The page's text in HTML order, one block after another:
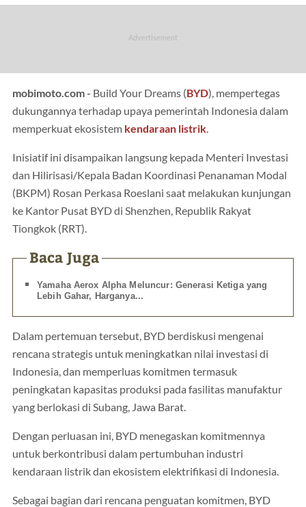
mobimoto.com - Build Your Dreams (BYD), mempertegas
dukungannya terhadap upaya pemerintah Indonesia dalam
memperkuat ekosistem kendaraan listrik.
Inisiatif ini disampaikan langsung kepada Menteri Investasi
dan Hilirisasi/Kepala Badan Koordinasi Penanaman Modal
(BKPM) Rosan Perkasa Roeslani saat melakukan kunjungan
ke Kantor Pusat BYD di Shenzhen, Republik Rakyat
Tiongkok (RRT).
Baca Juga
Yamaha Aerox Alpha Meluncur: Generasi Ketiga yang
Lebih Gahar, Harganya...
Dalam pertemuan tersebut, BYD berdiskusi mengenai
rencana strategis untuk meningkatkan nilai investasi di
Indonesia, dan memperluas komitmen termasuk
peningkatan kapasitas produksi pada fasilitas manufaktur
yang berlokasi di Subang, Jawa Barat.
Dengan perluasan ini, BYD menegaskan komitmennya
untuk berkontribusi dalam pertumbuhan industri
kendaraan listrik dan ekosistem elektrifikasi di Indonesia.
Sebagai bagian dari rencana penguatan komitmen, BYD